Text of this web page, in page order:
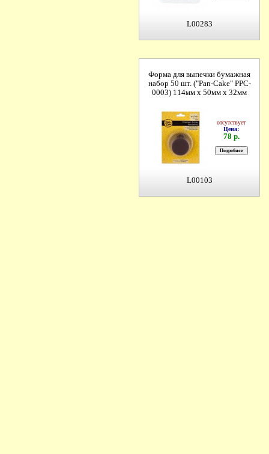
L00283
Форма для выпечки бумажная
набор 50 шт. ("Pan-Cake" PPC-
0003) 114мм х 50мм х 32мм
отсутствует
Цена:
78 р.
L00103